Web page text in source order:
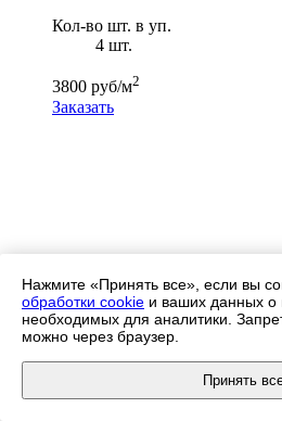
Кол-во шт. в уп.
4 шт.
3800 руб/м2
Заказать
Отправить заявку
Для уточнения цены оставьте,
позвоните по телефону
Нажмите «Принять все», если вы
обработки cookie и ваших данных о
необходимых для аналитики.
можно через браузер.
Принять